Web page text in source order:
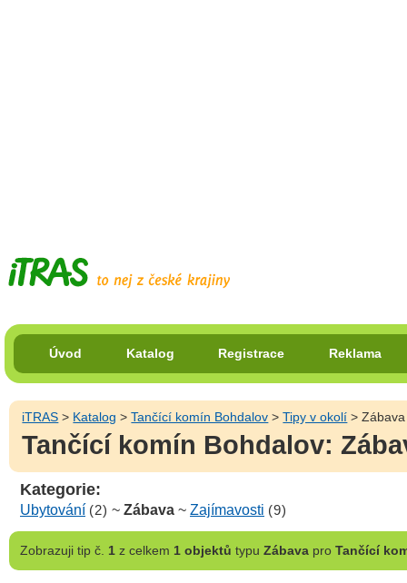
Úvod Katalog Registrace Reklama
iTRAS > Katalog >Tančící komín Bohdalov >Tipy v okolí > Zábava
Tančící komín Bohdalov:
Kategorie:
Ubytování (2) ~ Zábava ~ Zajímavosti (9)
Zobrazujitip č. 1z celkem 1 objektů typu Zábavapro Tančící